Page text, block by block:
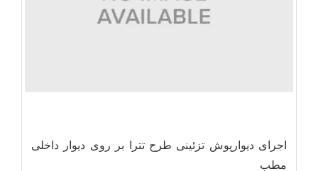
اجرای دیوارپوش تزئینی طرح تترا بر روی دیوار داخلی
مطب